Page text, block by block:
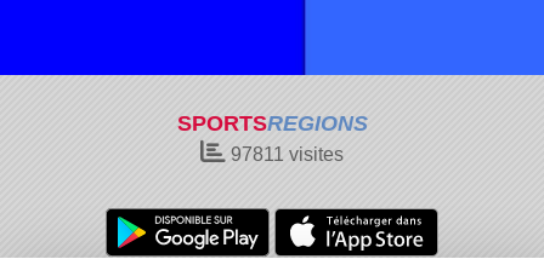
SPORTSREGIONS
97811 visites